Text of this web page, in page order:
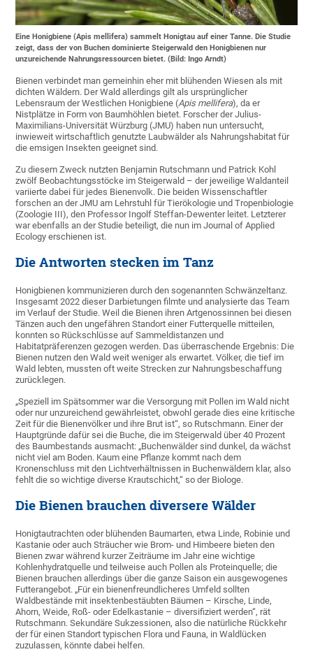
Eine Honigbiene (Apis mellifera) sammelt Honigtau auf einer Tanne. Die Studie
zeigt, dass der von Buchen dominierte Steigerwald den Honigbienen nur
unzureichende Nahrungsressourcen bietet. (Bild: Ingo Arndt)
Bienen verbindet man gemeinhin eher mit blühenden Wiesen als mit
dichten Wäldern. Der Wald allerdings gilt als ursprünglicher
Lebensraum der Westlichen Honigbiene (Apis mellifera), da er
Nistplätze in Form von Baumhöhlen bietet. Forscher der Julius-
Maximilians-Universität Würzburg (JMU) haben nun untersucht,
inwieweit wirtschaftlich genutzte Laubwälder als Nahrungshabitat für
die emsigen Insekten geeignet sind.
Zu diesem Zweck nutzten Benjamin Rutschmann und Patrick Kohl
zwölf Beobachtungsstöcke im Steigerwald – der jeweilige Waldanteil
variierte dabei für jedes Bienenvolk. Die beiden Wissenschaftler
forschen an der JMU am Lehrstuhl für Tierökologie und Tropenbiologie
(Zoologie III), den Professor Ingolf Steffan-Dewenter leitet. Letzterer
war ebenfalls an der Studie beteiligt, die nun im Journal of Applied
Ecology erschienen ist.
Die Antworten stecken im Tanz
Honigbienen kommunizieren durch den sogenannten Schwänzeltanz.
Insgesamt 2022 dieser Darbietungen filmte und analysierte das Team
im Verlauf der Studie. Weil die Bienen ihren Artgenossinnen bei diesen
Tänzen auch den ungefähren Standort einer Futterquelle mitteilen,
konnten so Rückschlüsse auf Sammeldistanzen und
Habitatpräferenzen gezogen werden. Das überraschende Ergebnis: Die
Bienen nutzen den Wald weit weniger als erwartet. Völker, die tief im
Wald lebten, mussten oft weite Strecken zur Nahrungsbeschaffung
zurücklegen.
„Speziell im Spätsommer war die Versorgung mit Pollen im Wald nicht
oder nur unzureichend gewährleistet, obwohl gerade dies eine kritische
Zeit für die Bienenvölker und ihre Brut ist“, so Rutschmann. Einer der
Hauptgründe dafür sei die Buche, die im Steigerwald über 40 Prozent
des Baumbestands ausmacht: „Buchenwälder sind dunkel, da wächst
nicht viel am Boden. Kaum eine Pflanze kommt nach dem
Kronenschluss mit den Lichtverhältnissen in Buchenwäldern klar, also
fehlt die so wichtige diverse Krautschicht,“ so der Biologe.
Die Bienen brauchen diversere Wälder
Honigtautrachten oder blühenden Baumarten, etwa Linde, Robinie und
Kastanie oder auch Sträucher wie Brom- und Himbeere bieten den
Bienen zwar während kurzer Zeiträume im Jahr eine wichtige
Kohlenhydratquelle und teilweise auch Pollen als Proteinquelle; die
Bienen brauchen allerdings über die ganze Saison ein ausgewogenes
Futterangebot. „Für ein bienenfreundlicheres Umfeld sollten
Waldbestände mit insektenbestäubten Bäumen – Kirsche, Linde,
Ahorn, Weide, Roß- oder Edelkastanie – diversifiziert werden“, rät
Rutschmann. Sekundäre Sukzessionen, also die natürliche Rückkehr
der für einen Standort typischen Flora und Fauna, in Waldlücken
zuzulassen, könnte dabei helfen.